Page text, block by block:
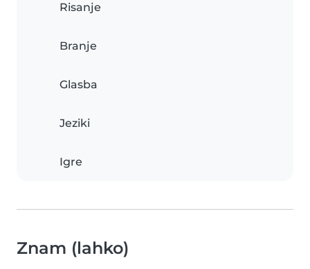
Risanje
Branje
Glasba
Jeziki
Igre
Znam (lahko)